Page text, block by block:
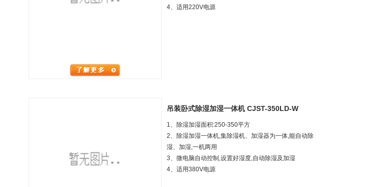
4、 适用220V电源
吊装卧式除湿加湿一体机 CJST-350LD-W
1、除湿加湿面积:250-350平方
2、除湿加湿一体机,集除湿机、加湿器为一体,能自动除
湿、加湿,一机两用
3、微电脑自动控制,设置好湿度,自动除湿及加湿
4、 适用380V电源